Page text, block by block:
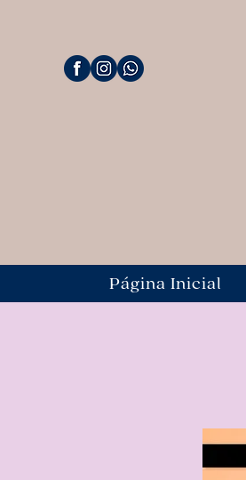
Página Inicial